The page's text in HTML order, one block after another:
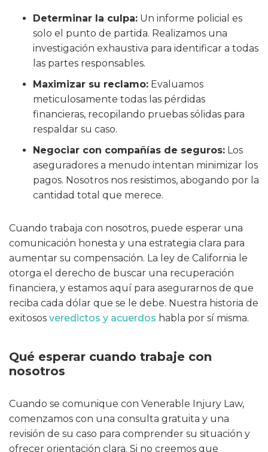
Determinar la culpa: Un informe policial es
solo el punto de partida. Realizamos una
investigación exhaustiva para identificar a todas
las partes responsables.
Maximizar su reclamo: Evaluamos
meticulosamente todas las pérdidas
financieras, recopilando pruebas sólidas para
respaldar su caso.
Negociar con compañías de seguros: Los
aseguradores a menudo intentan minimizar los
pagos. Nosotros nos resistimos, abogando por la
cantidad total que merece.
Cuando trabaja con nosotros, puede esperar una
comunicación honesta y una estrategia clara para
aumentar su compensación. La ley de California le
otorga el derecho de buscar una recuperación
financiera, y estamos aquí para asegurarnos de que
reciba cada dólar que se le debe. Nuestra historia de
exitosos veredictos y acuerdos habla por sí misma.
Qué esperar cuando trabaje con
nosotros
Cuando se comunique con Venerable Injury Law,
comenzamos con una consulta gratuita y una
revisión de su caso para comprender su situación y
ofrecer orientación clara. Si no creemos que